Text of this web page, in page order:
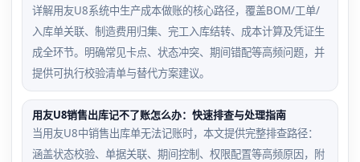
详解用友U8系统中生产成本做账的核心路径，覆盖BOM/工单/
入库单关联、制造费用归集、完工入库结转、成本计算及凭证生
成全环节。明确常见卡点、状态冲突、期间错配等高频问题，并
提供可执行校验清单与替代方案建议。
用友U8销售出库记不了账怎么办：快速排查与处理指南
当用友U8中销售出库单无法记账时，本文提供完整排查路径：
涵盖状态校验、单据关联、期间控制、权限配置等高频原因，附